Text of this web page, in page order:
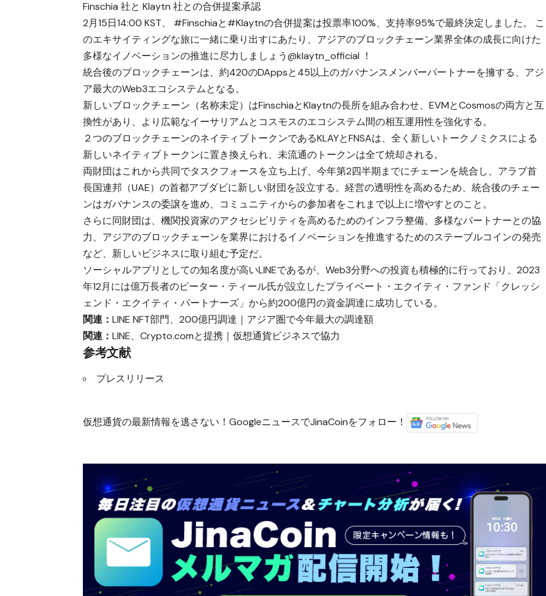
Finschia 社と Klaytn 社との合併提案承認
2月15日14:00 KST、 #Finschiaと#Klaytnの合併提案は投票率100%、支持率95%で最終決定しました。 こ
のエキサイティングな旅に一緒に乗り出すにあたり、アジアのブロックチェーン業界全体の成長に向けた
多様なイノベーションの推進に尽力しましょう@klaytn_official ！
統合後のブロックチェーンは、約420のDAppsと45以上のガバナンスメンバーパートナーを擁する、アジ
ア最大のWeb3エコシステムとなる。
新しいブロックチェーン（名称未定）はFinschiaとKlaytnの長所を組み合わせ、EVMとCosmosの両方と互
換性があり、より広範なイーサリアムとコスモスのエコシステム間の相互運用性を強化する。
２つのブロックチェーンのネイティブトークンであるKLAYとFNSAは、全く新しいトークノミクスによる
新しいネイティブトークンに置き換えられ、未流通のトークンは全て焼却される。
両財団はこれから共同でタスクフォースを立ち上げ、今年第2四半期までにチェーンを統合し、アラブ首
長国連邦（UAE）の首都アブダビに新しい財団を設立する。経営の透明性を高めるため、統合後のチェー
ンはガバナンスの委譲を進め、コミュニティからの参加者をこれまで以上に増やすとのこと。
さらに同財団は、機関投資家のアクセシビリティを高めるためのインフラ整備、多様なパートナーとの協
力、アジアのブロックチェーンを業界におけるイノベーションを推進するためのステーブルコインの発売
など、新しいビジネスに取り組む予定だ。
ソーシャルアプリとしての知名度が高いLINEであるが、Web3分野への投資も積極的に行っており、2023
年12月には億万長者のピーター・ティール氏が設立したプライベート・エクイティ・ファンド「クレッシ
ェンド・エクイティ・パートナーズ」から約200億円の資金調達に成功している。
関連：LINE NFT部門、200億円調達｜アジア圏で今年最大の調達額
関連：LINE、Crypto.comと提携｜仮想通貨ビジネスで協力
参考文献
プレスリリース
仮想通貨の最新情報を逃さない！GoogleニュースでJinaCoinをフォロー！